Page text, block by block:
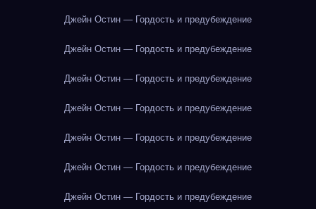
Джейн Остин — Гордость и предубеждение
Джейн Остин — Гордость и предубеждение
Джейн Остин — Гордость и предубеждение
Джейн Остин — Гордость и предубеждение
Джейн Остин — Гордость и предубеждение
Джейн Остин — Гордость и предубеждение
Джейн Остин — Гордость и предубеждение